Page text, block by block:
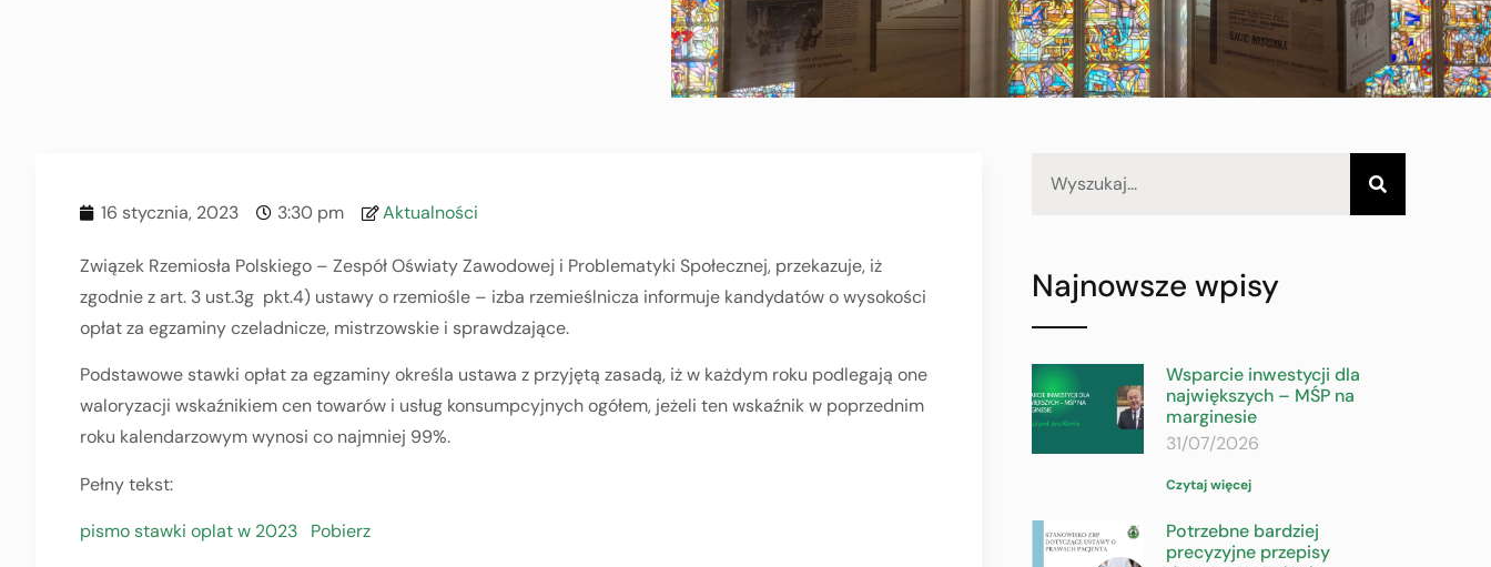
16 stycznia, 2023 3:30 pm Aktualności
Związek Rzemiosła Polskiego – Zespół Oświaty Zawodowej i Problematyki Społecznej, przekazuje, iż
zgodnie z art. 3 ust.3g pkt.4) ustawy o rzemiośle – izba rzemieślnicza informuje kandydatów o wysokości
opłat za egzaminy czeladnicze, mistrzowskie i sprawdzające.
Podstawowe stawki opłat za egzaminy określa ustawa z przyjętą zasadą, iż w każdym roku podlegają one
waloryzacji wskaźnikiem cen towarów i usług konsumpcyjnych ogółem, jeżeli ten wskaźnik w poprzednim
roku kalendarzowym wynosi co najmniej 99%.
Pełny tekst:
pismo stawki oplat w 2023 Pobierz
Najnowsze wpisy
Wsparcie inwestycji dla
największych – MŚP na
marginesie
31/07/2026
Czytaj więcej
Potrzebne bardziej
precyzyjne przepisy